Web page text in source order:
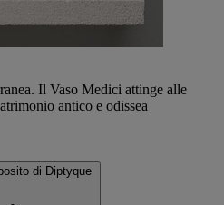
Il Vaso Medici attinge alle
antico e odissea
di Diptyque